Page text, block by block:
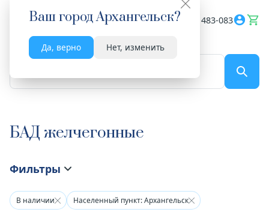
Ваш городАрхангельск?
Да, верно Нет, изменить
Весь сайт 8182 483-083
БАД желчегонные
Фильтры
В наличии Населенный пункт: Архангельск